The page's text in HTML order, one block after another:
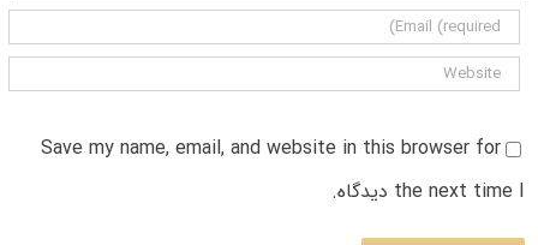
Save my name, email, and website in this browser for
the next time I دیدگاه.